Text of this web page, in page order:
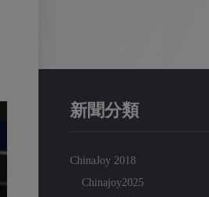
新聞分類
ChinaJoy 2018
Chinajoy2025